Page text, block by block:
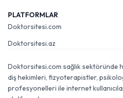
PLATFORMLAR
Doktorsitesi.com
Doktorsitesi.az
Doktorsitesi.com sağlık sektöründe
diş hekimleri, fizyoterapistler,
profesyonelleri ile internet